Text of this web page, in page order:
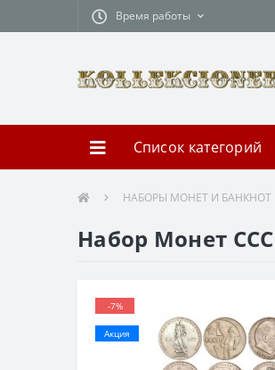
Время работы
Список категорий
НАБОРЫ МОНЕТ И БАНКНОТ
Набор Монет
-7%
Акция